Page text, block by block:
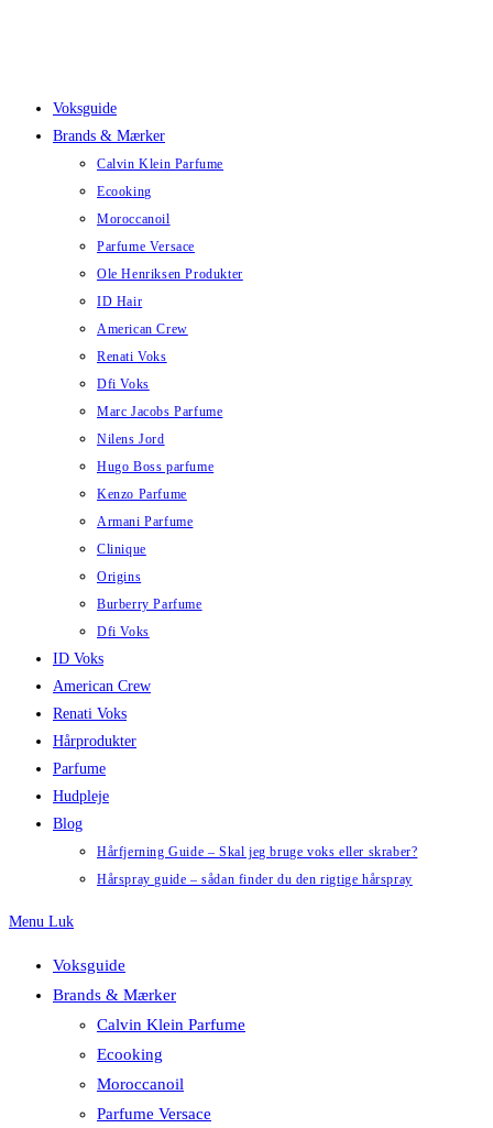
Voksguide
Brands & Mærker
Calvin Klein Parfume
Ecooking
Moroccanoil
Parfume Versace
Ole Henriksen Produkter
ID Hair
American Crew
Renati Voks
Dfi Voks
Marc Jacobs Parfume
Nilens Jord
Hugo Boss parfume
Kenzo Parfume
Armani Parfume
Clinique
Origins
Burberry Parfume
Dfi Voks
ID Voks
American Crew
Renati Voks
Hårprodukter
Parfume
Hudpleje
Blog
Hårfjerning Guide – Skal jeg bruge voks eller skraber?
Hårspray guide – sådan finder du den rigtige hårspray
Menu Luk
Voksguide
Brands & Mærker
Calvin Klein Parfume
Ecooking
Moroccanoil
Parfume Versace